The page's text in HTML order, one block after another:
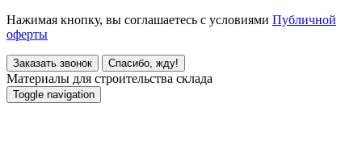
Нажимая кнопку, вы соглашаетесь с условиями Публичной
оферты
Заказать звонок Спасибо, жду!
Материалы для строительства склада
Toggle navigation